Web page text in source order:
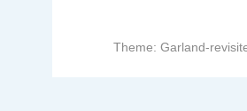
Theme: Garland-